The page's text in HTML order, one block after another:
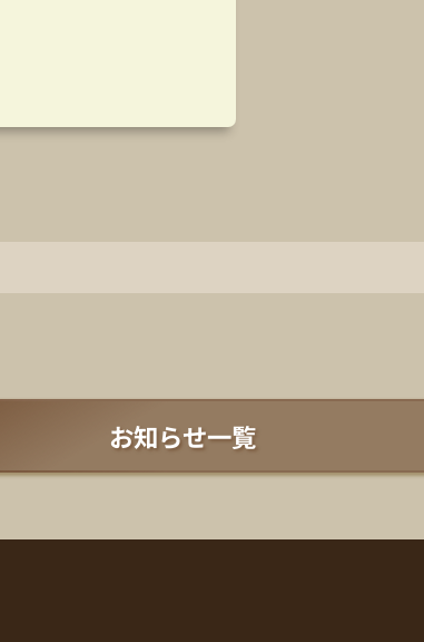
お知らせ一覧